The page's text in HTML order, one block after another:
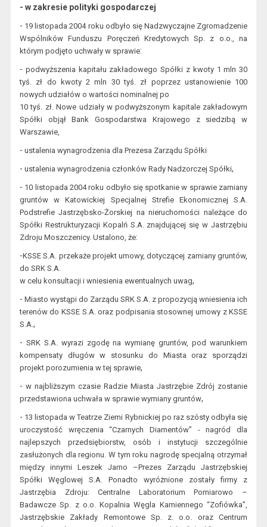
- w zakresie polityki gospodarczej
- 19 listopada 2004 roku odbyło się Nadzwyczajne Zgromadzenie
Wspólników Funduszu Poręczeń Kredytowych
Sp. z o.o., na
którym podjęto uchwaływ sprawie:
- podwyższenia kapitału zakładowego Spółki z kwoty 1 mln 30
tyś. zł do kwoty 2 mln 30 tyś. zł poprzez ustanowienie 100
nowych udziałów o wartości nominalnej po
10 tyś. zł.Nowe udziaływ podwyższonym kapitale zakładowym
Spółki objąłBank Gospodarstwa Krajowego z siedzibą w
Warszawie,
- ustalenia wynagrodzenia dla Prezesa Zarządu Spółki
- ustalenia wynagrodzenia członków Rady Nadzorczej Spółki,
- 10 listopada 2004 roku odbyło się spotkanie w sprawie zamiany
gruntów w Katowickiej Specjalnej Strefie Ekonomicznej S.A.
Podstrefie Jastrzębsko-Żorskiej na nieruchomości należące do
Spółki Restrukturyzacji Kopalń S.A. znajdującej się w Jastrzębiu
Zdroju Moszczenicy. Ustalono, że:
-KSSE S.A. przekaże projekt umowy, dotyczącej zamiany gruntów,
do SRK S.A.
w celu konsultacji i wniesienia ewentualnych uwag,
- Miasto wystąpi do Zarządu SRK S.A. z propozycją wniesienia ich
terenów do KSSE S.A. oraz podpisania stosownej umowy z KSSE
S.A .,
- SRK S.A. wyrazi zgodę na wymianę gruntów, pod warunkiem
kompensaty długów w stosunku do Miasta oraz sporządzi
projekt porozumienia w tej sprawie,
- w najbliższym czasie Radzie Miasta Jastrzębie Zdrój zostanie
przedstawiona uchwała w sprawie wymiany gruntów,
- 13 listopada w Teatrze Ziemi Rybnickiej po raz szósty odbyła się
uroczystość wręczenia “Czarnych Diamentów” - nagród dla
najlepszych przedsiębiorstw, osób i instytucji szczególnie
zasłużonych dla regionu. W tym roku nagrodę specjalną otrzymał
między innymi Leszek Jarno –Prezes Zarządu Jastrzębskiej
Spółki Węglowej S.A. Ponadto wyróżnione zostały firmy z
Jastrzębia Zdroju: Centralne Laboratorium Pomiarowo –
Badawcze Sp. zo.o. Kopalnia Węgla Kamiennego “Zofiówka”,
Jastrzębskie Zakłady Remontowe Sp. z. o.o. oraz Centrum